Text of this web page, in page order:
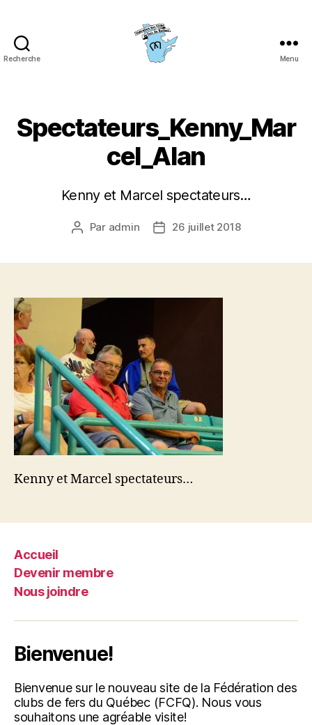
Recherche
fers
du
Québec
Menu
Spectateurs_Kenny_Mar
cel_Alan
Kenny et Marcel spectateurs…
Auteur
Par admin
Date26 juillet 2018
Kenny et Marcel spectateurs…
Accueil
Devenir membre
Nous joindre
Bienvenue!
Bienvenue sur le nouveau site de la Fédération des
clubs de fers du Québec (FCFQ). Nous vous
souhaitons une agréable visite!